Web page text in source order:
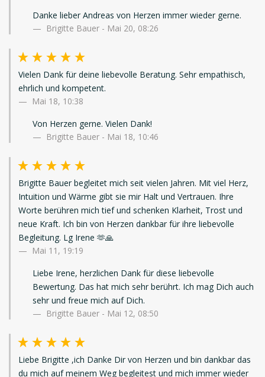
Danke lieber Andreas von Herzen immer wieder gerne.
Brigitte Bauer - Mai 20, 08:26
Vielen Dank für deine liebevolle Beratung. Sehr empathisch,
ehrlich und kompetent.
Mai 18, 10:38
Von Herzen gerne. Vielen Dank!
Brigitte Bauer - Mai 18, 10:46
Brigitte Bauer begleitet mich seit vielen Jahren. Mit viel Herz,
Intuition und Wärme gibt sie mir Halt und Vertrauen. Ihre
Worte berühren mich tief und schenken Klarheit, Trost und
neue Kraft. Ich bin von Herzen dankbar für ihre liebevolle
Begleitung. Lg Irene 🫶🙏
Mai 11, 19:19
Liebe Irene, herzlichen Dank für diese liebevolle
Bewertung. Das hat mich sehr berührt. Ich mag Dich auch
sehr und freue mich auf Dich.
Brigitte Bauer - Mai 12, 08:50
Liebe Brigitte ,ich Danke Dir von Herzen und bin dankbar das
du mich auf meinem Weg begleitest und mich immer wieder